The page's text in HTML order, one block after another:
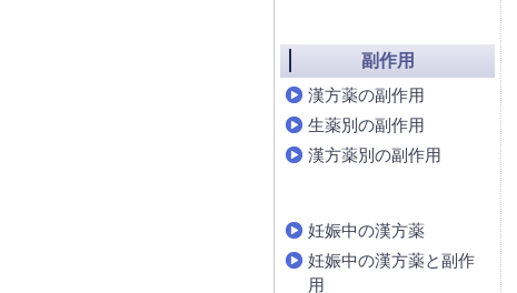
副作用
漢方薬の副作用
生薬別の副作用
漢方薬別の副作用
妊娠中の漢方薬
妊娠中の漢方薬と副作
用